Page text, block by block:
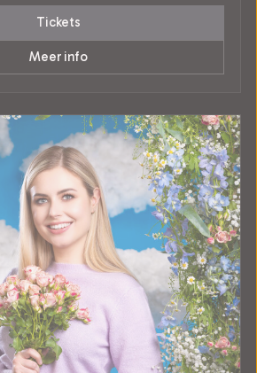
Tickets
Meer info